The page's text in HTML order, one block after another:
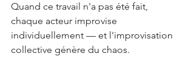
Quand ce travail n'a pas été fait,
chaque acteur improvise
individuellement — et l'improvisation
collective génère du chaos.